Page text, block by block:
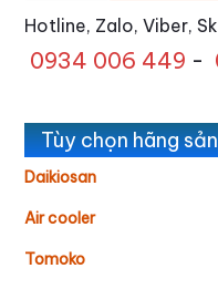
Hotline, Zalo, Viber,
0934 006 449 -
Tùy chọn hãng
Daikiosan
Air cooler
Tomoko